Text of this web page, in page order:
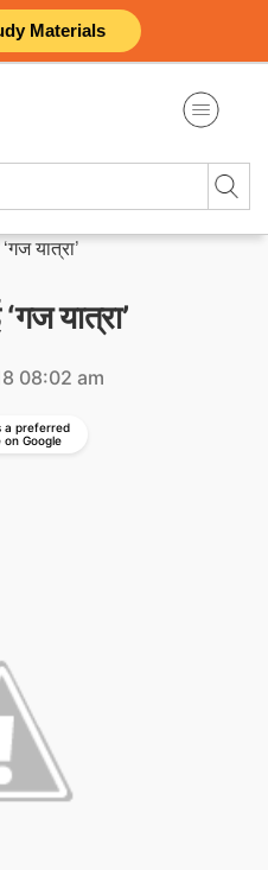
Materials
यात्रा’
यात्रा’
08:02 am
a preferred
on Google